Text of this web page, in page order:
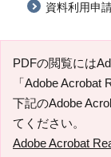
資料利用申
PDFの閲覧には
「Adobe Acrobat
下記のAdobe
てください。
Adobe Acrobat